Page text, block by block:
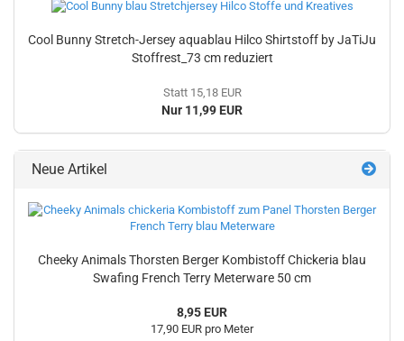
Cool Bunny Stretch-Jersey aquablau Hilco Shirtstoff by JaTiJu
Stoffrest_73 cm reduziert
Statt 15,18 EUR
Nur 11,99 EUR
Neue Artikel
Cheeky Animals Thorsten Berger Kombistoff Chickeria blau
Swafing French Terry Meterware 50 cm
8,95 EUR
17,90 EUR pro Meter